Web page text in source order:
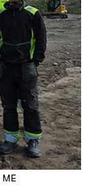
ME